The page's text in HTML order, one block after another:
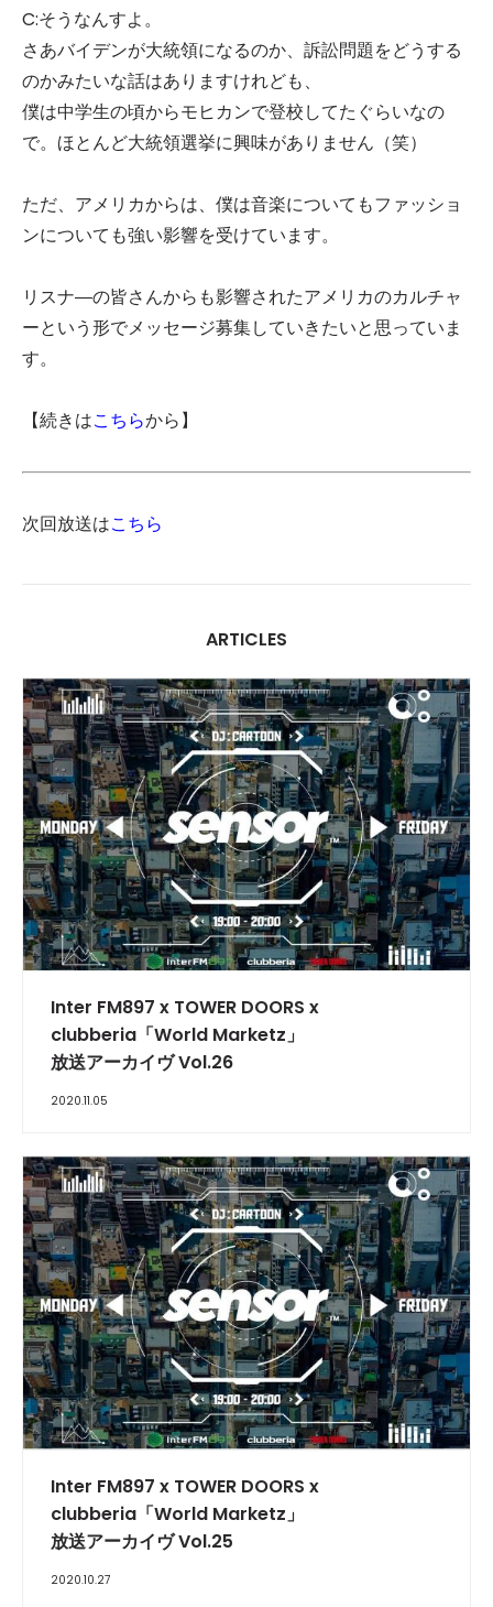
C:そうなんすよ。
さあバイデンが大統領になるのか、訴訟問題をどうする
のかみたいな話はありますけれども、
僕は中学生の頃からモヒカンで登校してたぐらいなの
で。ほとんど大統領選挙に興味がありません（笑）
ただ、アメリカからは、僕は音楽についてもファッショ
ンについても強い影響を受けています。
リスナ―の皆さんからも影響されたアメリカのカルチャ
ーという形でメッセージ募集していきたいと思っていま
す。
【続きはこちらから】
次回放送はこちら
ARTICLES
INTERVIEW
Inter FM897 x TOWER DOORS x
clubberia「World Marketz」
放送アーカイヴ Vol.26
2020.11.05
INTERVIEW
Inter FM897 x TOWER DOORS x
clubberia「World Marketz」
放送アーカイヴ Vol.25
2020.10.27